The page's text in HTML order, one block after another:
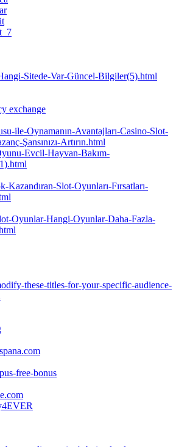
Sitede-Var-Güncel-Bilgiler(5).html
exchange
ile-Oynamanın-Avantajları-Casino-Slot-
Şansınızı-Artırın.html
Evcil-Hayvan-Bakım-
Kazandıran-Slot-Oyunları-Fırsatları-
Oyunlar-Hangi-Oyunlar-Daha-Fazla-
these-titles-for-your-specific-audience-
free-bonus